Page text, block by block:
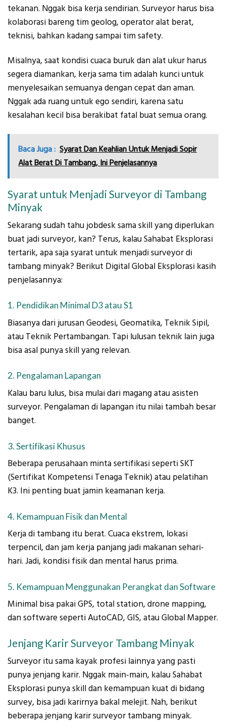
tekanan. Nggak bisa kerja sendirian. Surveyor harus bisa
kolaborasi bareng tim geolog, operator alat berat,
teknisi, bahkan kadang sampai tim safety.
Misalnya, saat kondisi cuaca buruk dan alat ukur harus
segera diamankan, kerja sama tim adalah kunci untuk
menyelesaikan semuanya dengan cepat dan aman.
Nggak ada ruang untuk ego sendiri, karena satu
kesalahan kecil bisa berakibat fatal buat semua orang.
Baca Juga : Syarat Dan Keahlian Untuk Menjadi Sopir
Alat Berat Di Tambang, Ini Penjelasannya
Syarat untuk Menjadi Surveyor di Tambang
Minyak
Sekarang sudah tahu jobdesk sama skill yang diperlukan
buat jadi surveyor, kan? Terus, kalau Sahabat Eksplorasi
tertarik, apa saja syarat untuk menjadi surveyor di
tambang minyak? Berikut Digital Global Eksplorasi kasih
penjelasannya:
1. Pendidikan Minimal D3 atau S1
Biasanya dari jurusan Geodesi, Geomatika, Teknik Sipil,
atau Teknik Pertambangan. Tapi lulusan teknik lain juga
bisa asal punya skill yang relevan.
2. Pengalaman Lapangan
Kalau baru lulus, bisa mulai dari magang atau asisten
surveyor. Pengalaman di lapangan itu nilai tambah besar
banget.
3. Sertifikasi Khusus
Beberapa perusahaan minta sertifikasi seperti SKT
(Sertifikat Kompetensi Tenaga Teknik) atau pelatihan
K3. Ini penting buat jamin keamanan kerja.
4. Kemampuan Fisik dan Mental
Kerja di tambang itu berat. Cuaca ekstrem, lokasi
terpencil, dan jam kerja panjang jadi makanan sehari-
hari. Jadi, kondisi fisik dan mental harus prima.
5. Kemampuan Menggunakan Perangkat dan Software
Minimal bisa pakai GPS, total station, drone mapping,
dan software seperti AutoCAD, GIS, atau Global Mapper.
Jenjang Karir Surveyor Tambang Minyak
Surveyor itu sama kayak profesi lainnya yang pasti
punya jenjang karir. Nggak main-main, kalau Sahabat
Eksplorasi punya skill dan kemampuan kuat di bidang
survey, bisa jadi karirnya bakal melejit. Nah, berikut
beberapa jenjang karir surveyor tambang minyak.